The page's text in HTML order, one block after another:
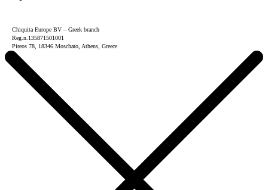
Chiquita Europe BV – Greek branch
Reg.n.135871501001
Pireos 78, 18346 Moschato, Athens, Greece